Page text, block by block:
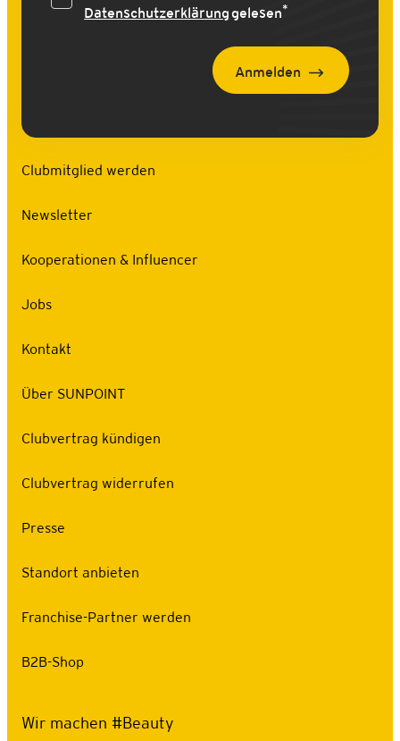
Datenschutzerklärunggelesen*
Anmelden
Clubmitglied werden
Newsletter
Kooperationen & Influencer
Jobs
Kontakt
Über SUNPOINT
Clubvertrag kündigen
Clubvertrag widerrufen
Presse
Standort anbieten
Franchise-Partner werden
B2B-Shop
Wir machen #Beauty